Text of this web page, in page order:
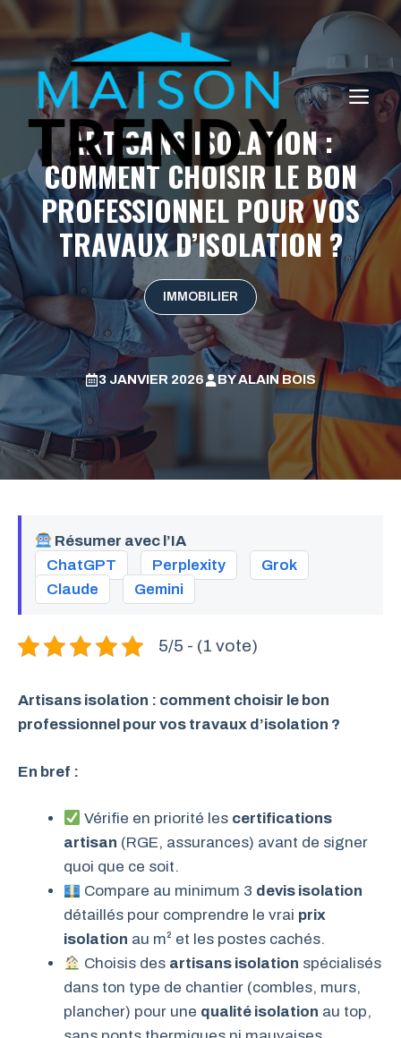
Aller
au
contenu
ARTISANS ISOLATION :
COMMENT CHOISIR LE BON
PROFESSIONNEL POUR VOS
TRAVAUX D’ISOLATION ?
IMMOBILIER
3 JANVIER 2026 BYALAIN BOIS
Résumer avec l’IA
ChatGPT
Perplexity
Grok
Claude
Gemini
5/5 - (1 vote)
Artisans isolation : comment choisir le bon
professionnel pour vos travaux d’isolation ?
En bref :
Vérifie en priorité les certifications
artisan (RGE, assurances) avant de signer
quoi que ce soit.
Compare au minimum 3 devis isolation
détaillés pour comprendre le vrai prix
isolation au m² et les postes cachés.
Choisis des artisans isolation spécialisés
dans ton type de chantier (combles, murs,
plancher) pour une qualité isolation au top,